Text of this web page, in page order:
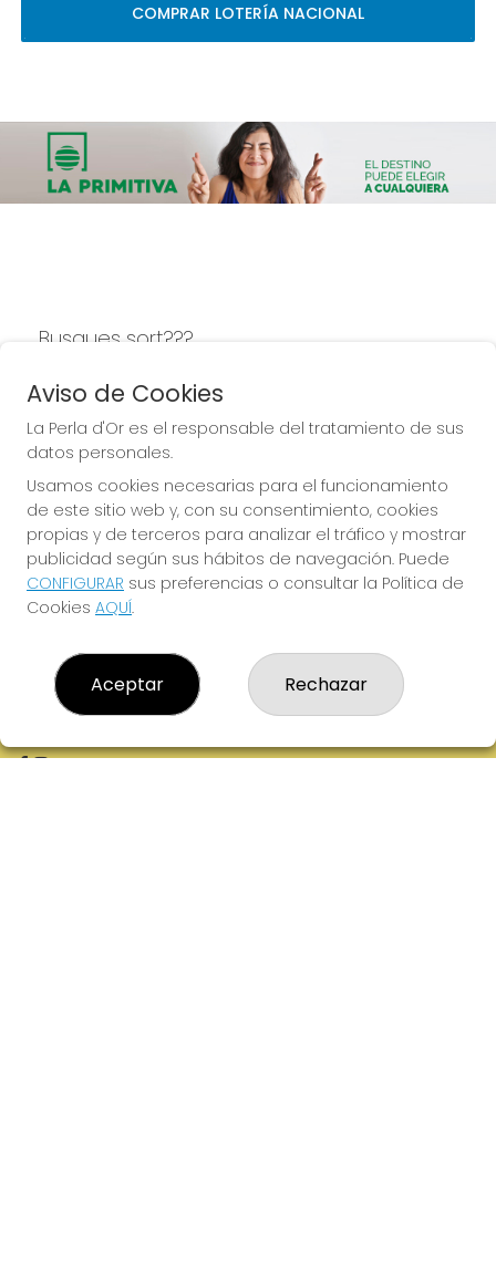
COMPRAR LOTERÍA NACIONAL
Busques sort???
LA PERLA D'OR
LA PERLA D'OR
¿Quiénes somos?
Comprar lotería
Resultados
Contacto
Empresas
Registro
Aviso de Cookies
La Perla d'Or es el responsable del tratamiento de sus
datos personales.
Usamos cookies necesarias para el funcionamiento
de este sitio web y, con su consentimiento, cookies
propias y de terceros para analizar el tráfico y mostrar
publicidad según sus hábitos de navegación. Puede
CONFIGURAR sus preferencias o consultar la Política de
Cookies AQUÍ.
Aceptar Rechazar